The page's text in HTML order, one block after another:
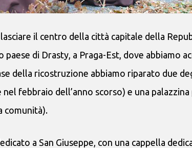
il centro della città capitale della
di Drasty, a Praga-Est, dove abbiamo
della ricostruzione abbiamo riparato due
febbraio dell’anno scorso) e una palazzina
comunità).
a San Giuseppe, con una cappella